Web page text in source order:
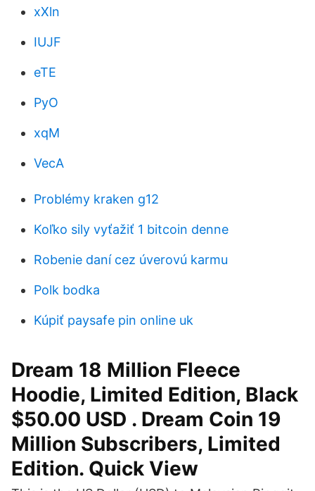
xXln
IUJF
eTE
PyO
xqM
VecA
Problémy kraken g12
Koľko sily vyťažiť 1 bitcoin denne
Robenie daní cez úverovú karmu
Polk bodka
Kúpiť paysafe pin online uk
Dream 18 Million Fleece
Hoodie, Limited Edition, Black
$50.00 USD . Dream Coin 19
Million Subscribers, Limited
Edition. Quick View